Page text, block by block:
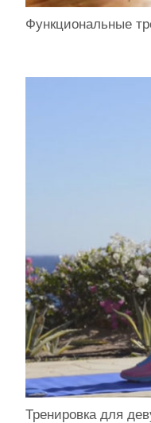
Функциональные
Тренировка для